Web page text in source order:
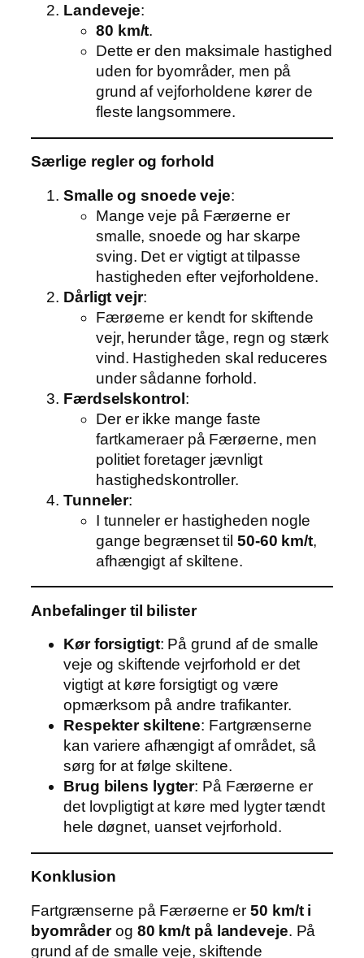
Landeveje:
80 km/t.
Dette er den maksimale hastighed
uden for byområder, men på
grund af vejforholdene kører de
fleste langsommere.
Særlige regler og forhold
Smalle og snoede veje:
Mange veje på Færøerne er
smalle, snoede og har skarpe
sving. Det er vigtigt at tilpasse
hastigheden efter vejforholdene.
Dårligt vejr:
Færøerne er kendt for skiftende
vejr, herunder tåge, regn og stærk
vind. Hastigheden skal reduceres
under sådanne forhold.
Færdselskontrol :
Der er ikke mange faste
fartkameraer på Færøerne, men
politiet foretager jævnligt
hastighedskontroller.
Tunneler:
I tunneler er hastigheden nogle
gange begrænset til 50-60 km/t,
afhængigt af skiltene.
Anbefalinger til bilister
Kør forsigtigt: På grund af de smalle
veje og skiftende vejrforhold er det
vigtigt at køre forsigtigt og være
opmærksom på andre trafikanter.
Respekter skiltene: Fartgrænserne
kan variere afhængigt af området, så
sørg for at følge skiltene.
Brug bilens lygter: På Færøerne er
det lovpligtigt at køre med lygter tændt
hele døgnet, uanset vejrforhold.
Konklusion
Fartgrænserne på Færøerne er50 km/t i
byområderog 80 km/t på landeveje. På
grund af de smalle veje, skiftende